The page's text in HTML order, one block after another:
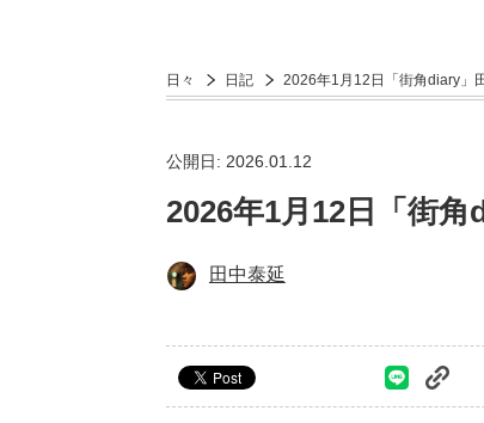
日々 日記 2026年1月12日「街角diary」
公開日: 2026.01.12
2026年1月12日「街
田中泰延